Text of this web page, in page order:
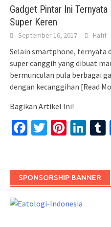
Gadget Pintar Ini
Super Keren
September 16, 2017 Hafif
Selain smartphone, ternyata
super canggih yang dibuat
bermunculan pula berbagai
dengan kecanggihan [Read
Bagikan Artikel Ini!
Facebook
Twitter
SPONSORSHIP BANNER